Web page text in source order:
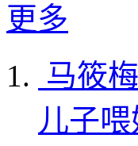
更多
马筱
儿子